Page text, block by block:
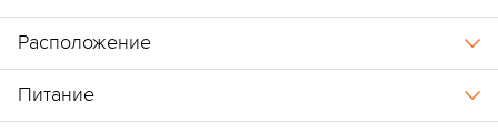
Расположение
Питание